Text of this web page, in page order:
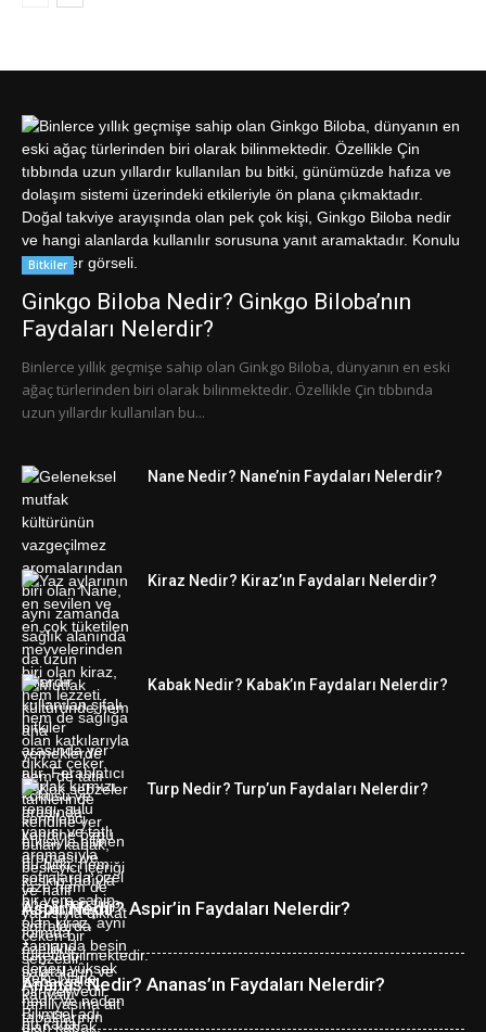
Bitkiler
Ginkgo Biloba Nedir? Ginkgo Biloba’nın
Faydaları Nelerdir?
Binlerce yıllık geçmişe sahip olan Ginkgo Biloba, dünyanın en eski
ağaç türlerinden biri olarak bilinmektedir. Özellikle Çin tıbbında
uzun yıllardır kullanılan bu...
Nane Nedir? Nane’nin Faydaları Nelerdir?
Kiraz Nedir? Kiraz’ın Faydaları Nelerdir?
Kabak Nedir? Kabak’ın Faydaları Nelerdir?
Turp Nedir? Turp’un Faydaları Nelerdir?
Aspir Nedir? Aspir’in Faydaları Nelerdir?
Ananas Nedir? Ananas’ın Faydaları Nelerdir?